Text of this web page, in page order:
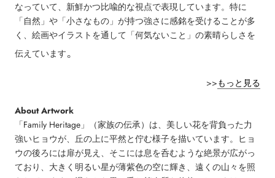
なっていて、新鮮かつ比喩的な視点で表現しています。特に
「自然」や「小さなもの」が持つ強さに感銘を受けることが多
く、絵画やイラストを通して「何気ないこと」の素晴らしさを
伝えています。
>>もっと見る
About Artwork
「Family Heritage」（家族の伝承）は、美しい花を背負った力
強いヒョウが、丘の上に平然と佇む様子を描いています。ヒョ
ウの後ろには扉が見え、そこには息を呑むような絶景が広がっ
ており、大きく明るい星が薄紫色の空に輝き、遠くの山々を照